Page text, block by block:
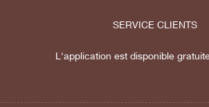
SERVICE CLIENTS
L'application est disponible